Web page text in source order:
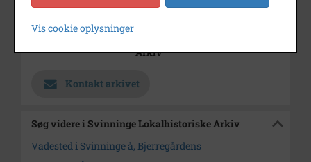
Arkiv
Kontakt arkivet
Søg videre i Svinninge Lokalhistoriske Arkiv
Vadested i Svinninge å, Bjerregårdens
Vis cookie oplysninger